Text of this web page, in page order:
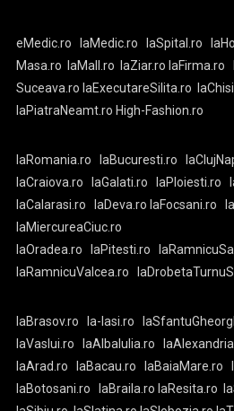
eMedic.ro laMedic.ro laSpital.ro
Masa.ro
laMall.ro laZiar.ro laFirma.ro
Suceava.ro laExecutareSilita.ro
laPiatraNeamt.ro High-Fashion.ro
laRomania.ro laBucuresti.ro
laCraiova.ro
laGalati.ro laPloiesti.ro
laCalarasi.ro
laDeva.ro laFocsani.ro
laMiercureaCiuc.ro
laOradea.ro
laPitesti.ro
laRamnicuValcea.ro
laBrasov.ro la-Iasi.ro
laVaslui.ro
laAlbaIulia.ro
laArad.ro
laBacau.ro laBaiaMare.ro
laBotosani.ro
laBraila.ro laResita.ro